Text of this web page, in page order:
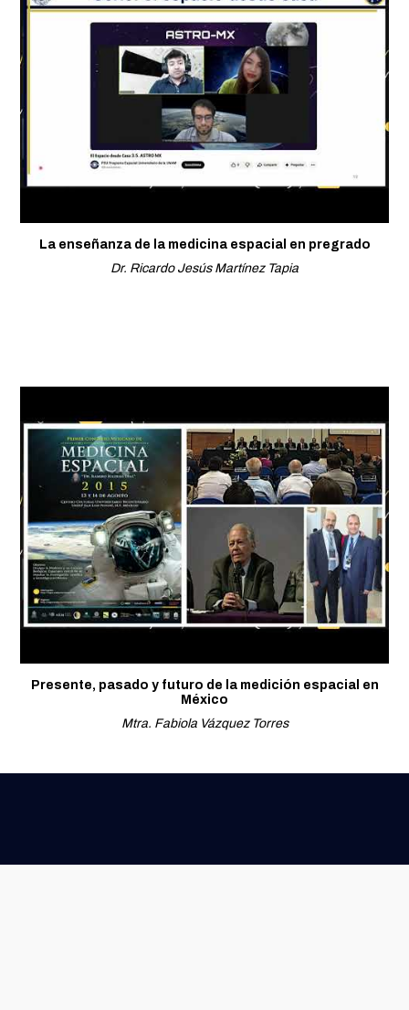
La enseñanza de la medicina espacial en pregrado
Dr. Ricardo Jesús Martínez Tapia
Presente, pasado y futuro de la medición espacial en
México
Mtra. Fabiola Vázquez Torres